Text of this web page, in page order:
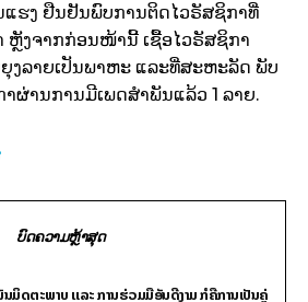
ແຮງ ຢືນຢັນພົບການຕິດໄວຣັສຊິກາທີ່
ຫຼັງຈາກກ່ອນໜ້ານີ້ ເຊື້ອໄວຣັສຊິກາ
ງລາຍເປັນພາຫະ ແລະທີ່ສະຫະລັດ ພັບ
ຜ່ານການມີເພດສໍາພັນແລ້ວ 1 ລາຍ.
ບົດຄວາມຫຼ້າສຸດ
ມິດຕະພາບ ແລະ ການຮ່ວມມືອັນດີງາມ ກໍຄືການເປັນຄູ່